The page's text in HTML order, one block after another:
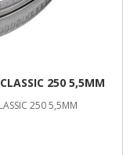
250 5,5MM
250 5,5MM